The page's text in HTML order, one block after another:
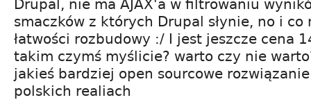
Drupal, nie ma AJAX'a w filtrowaniu
smaczków z których Drupal słynie, no i co
łatwości rozbudowy :/ I jest jeszcze cena
takim czymś myślicie? warto czy nie
jakieś bardziej open sourcowe
polskich realiach